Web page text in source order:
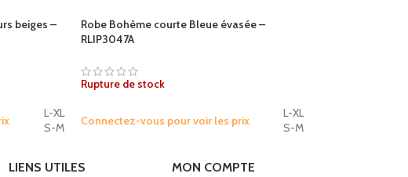
beiges –
L-XL
S-M
Robe Bohème courte Bleue évasée –
RLIP3047A
Rupture de stock
Connectez-vous pour voir les prix
L-XL
S-M
LIENS UTILES MON COMPTE